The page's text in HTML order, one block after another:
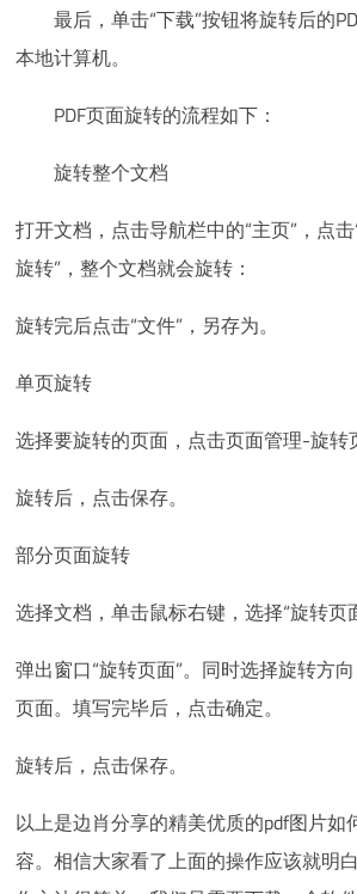
最后，单击“下载”按钮将旋转后的
本地计算机。
PDF页面旋转的流程如下：
旋转整个文档
打开文档，点击导航栏中的“主页”，点
旋转”，整个文档就会旋转：
旋转完后点击“文件”，另存为。
单页旋转
选择要旋转的页面，点击页面管理-旋转
旋转后，点击保存。
部分页面旋转
选择文档，单击鼠标右键，选择“旋转页面
弹出窗口“旋转页面”。同时选择旋转方
页面。填写完毕后，点击确定。
旋转后，点击保存。
以上是边肖分享的精美优质的pdf图片如
容。相信大家看了上面的操作应该就明